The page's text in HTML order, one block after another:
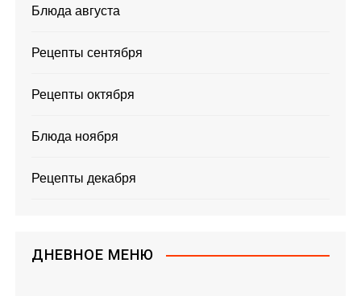
Блюда августа
Рецепты сентября
Рецепты октября
Блюда ноября
Рецепты декабря
ДНЕВНОЕ МЕНЮ